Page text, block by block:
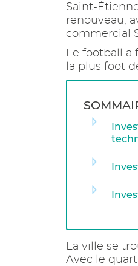
Saint-
renouveau,
commercial
Le football a
la plus foot
La ville se
Avec le